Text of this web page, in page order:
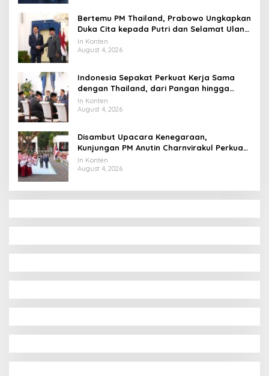
Bertemu PM Thailand, Prabowo Ungkapkan
Duka Cita kepada Putri dan Selamat Ulang
Tahun ke Raja Thailand
In Konten
August 4, 2026
Indonesia Sepakat Perkuat Kerja Sama
dengan Thailand, dari Pangan hingga
Ekonomi Digital
In Konten
August 4, 2026
Disambut Upacara Kenegaraan,
Kunjungan PM Anutin Charnvirakul Perkuat
Hubungan Indonesia-Thailand
In Konten
August 4, 2026